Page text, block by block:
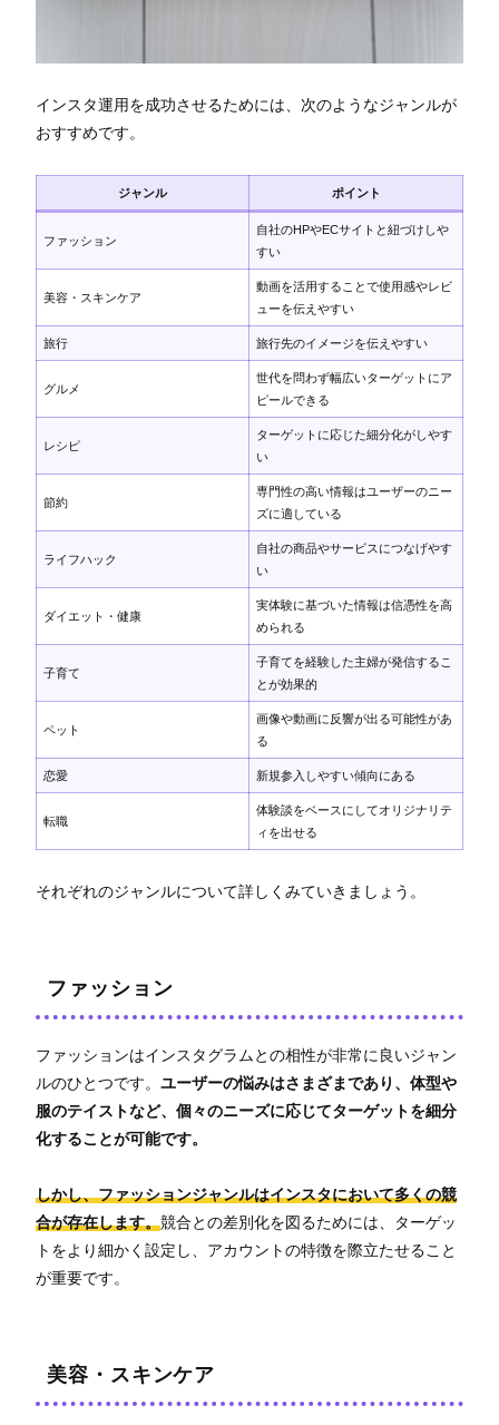
インスタ運用を成功させるためには、次のようなジャンルが
おすすめです。
ジャンル ポイント
ファッション
自社のHPやECサイトと紐づけしや
すい
美容・スキンケア
動画を活用することで使用感やレビ
ューを伝えやすい
旅行 旅行先のイメージを伝えやすい
グルメ
世代を問わず幅広いターゲットにア
ピールできる
レシピ
ターゲットに応じた細分化がしやす
い
節約
専門性の高い情報はユーザーのニー
ズに適している
ライフハック
自社の商品やサービスにつなげやす
い
ダイエット・健康
実体験に基づいた情報は信憑性を高
められる
子育て
子育てを経験した主婦が発信するこ
とが効果的
ペット
画像や動画に反響が出る可能性があ
る
恋愛 新規参入しやすい傾向にある
転職
体験談をベースにしてオリジナリテ
ィを出せる
それぞれのジャンルについて詳しくみていきましょう。
ファッション
ファッションはインスタグラムとの相性が非常に良いジャン
ルのひとつです。 ユーザーの悩みはさまざまであり、体型や
服のテイストなど、個々のニーズに応じてターゲットを細分
化することが可能です。
しかし、ファッションジャンルはインスタにおいて多くの競
合が存在します。競合との差別化を図るためには、ターゲッ
トをより細かく設定し、アカウントの特徴を際立たせること
が重要です。
美容・スキンケア